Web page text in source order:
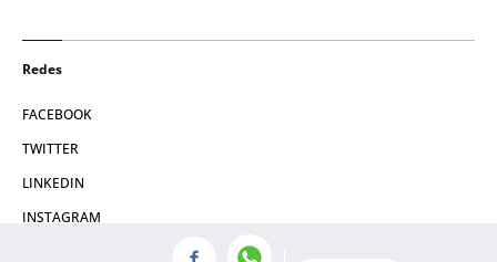
Redes
FACEBOOK
TWITTER
LINKEDIN
INSTAGRAM